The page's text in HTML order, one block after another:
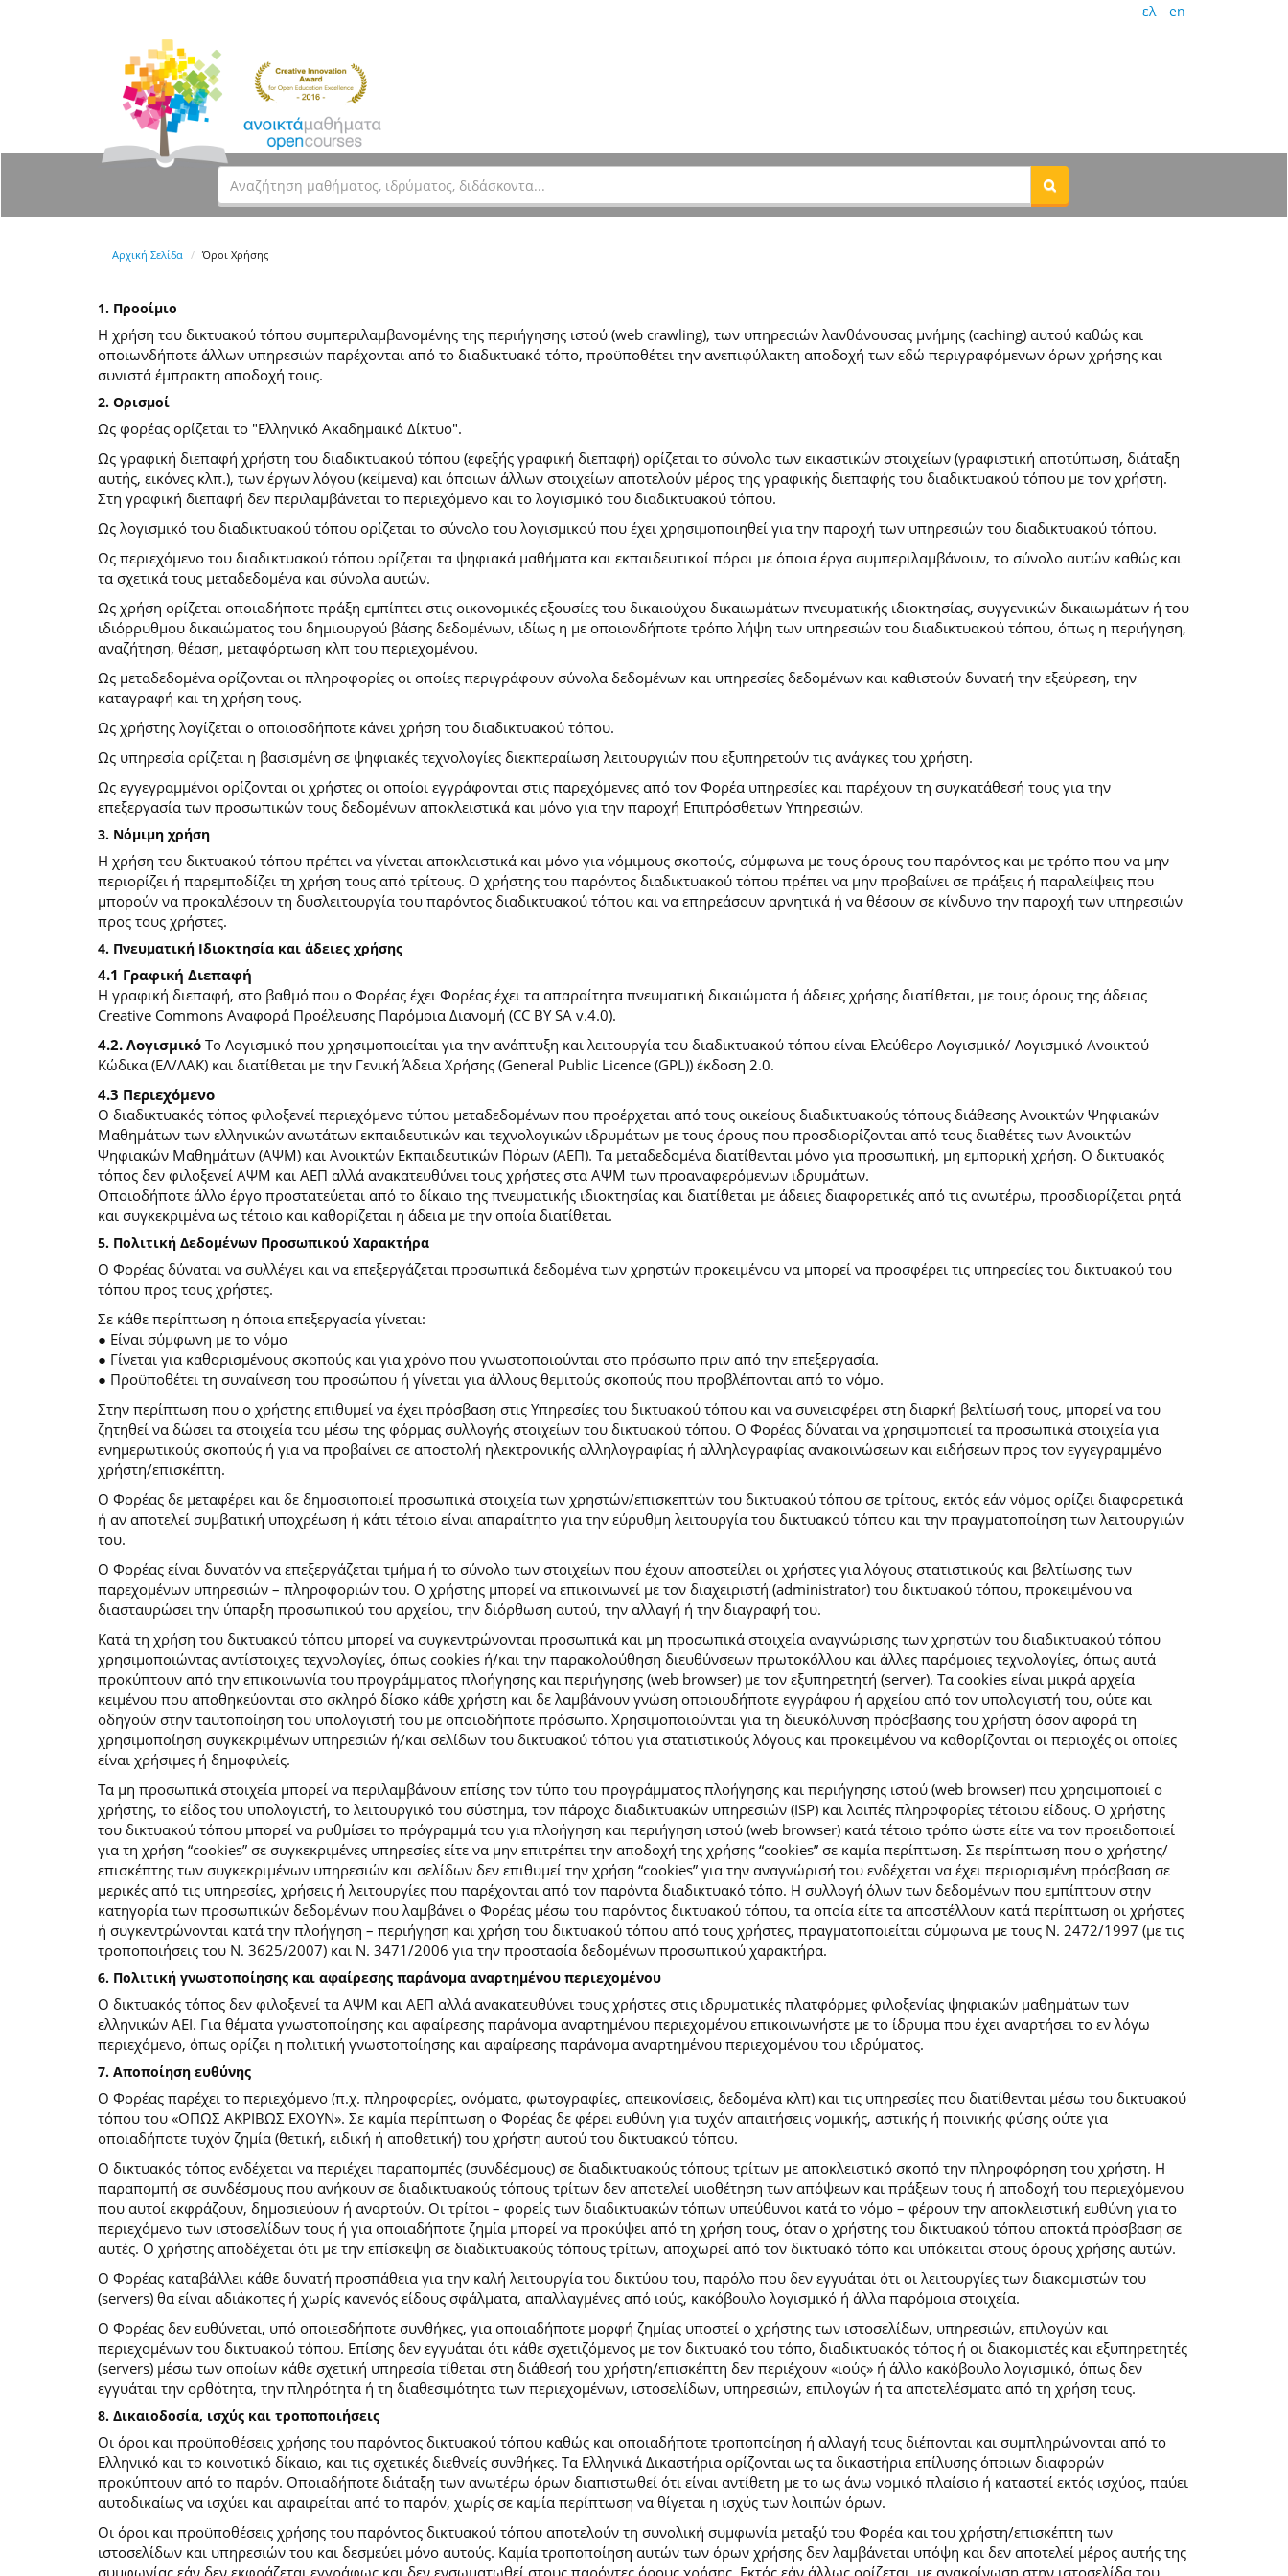
ελ en
Αρχική Σελίδα Όροι Χρήσης
1. Προοίμιο
Η χρήση του δικτυακού τόπου συμπεριλαμβανομένης της περιήγησης ιστού (web crawling), των υπηρεσιών λανθάνουσας μνήμης (caching) αυτού καθώς και
οποιωνδήποτε άλλων υπηρεσιών παρέχονται από το διαδικτυακό τόπο, προϋποθέτει την ανεπιφύλακτη αποδοχή των εδώ περιγραφόμενων όρων χρήσης και
συνιστά έμπρακτη αποδοχή τους.
2. Ορισμοί
Ως φορέας ορίζεται το "Ελληνικό Ακαδημαικό Δίκτυο".
Ως γραφική διεπαφή χρήστη του διαδικτυακού τόπου (εφεξής γραφική διεπαφή) ορίζεται το σύνολο των εικαστικών στοιχείων (γραφιστική αποτύπωση, διάταξη
αυτής, εικόνες κλπ.), των έργων λόγου (κείμενα) και όποιων άλλων στοιχείων αποτελούν μέρος της γραφικής διεπαφής του διαδικτυακού τόπου με τον χρήστη.
Στη γραφική διεπαφή δεν περιλαμβάνεται το περιεχόμενο και το λογισμικό του διαδικτυακού τόπου.
Ως λογισμικό του διαδικτυακού τόπου ορίζεται το σύνολο του λογισμικού που έχει χρησιμοποιηθεί για την παροχή των υπηρεσιών του διαδικτυακού τόπου.
Ως περιεχόμενο του διαδικτυακού τόπου ορίζεται τα ψηφιακά μαθήματα και εκπαιδευτικοί πόροι με όποια έργα συμπεριλαμβάνουν, το σύνολο αυτών καθώς και
τα σχετικά τους μεταδεδομένα και σύνολα αυτών.
Ως χρήση ορίζεται οποιαδήποτε πράξη εμπίπτει στις οικονομικές εξουσίες του δικαιούχου δικαιωμάτων πνευματικής ιδιοκτησίας, συγγενικών δικαιωμάτων ή του
ιδιόρρυθμου δικαιώματος του δημιουργού βάσης δεδομένων, ιδίως η με οποιονδήποτε τρόπο λήψη των υπηρεσιών του διαδικτυακού τόπου, όπως η περιήγηση,
αναζήτηση, θέαση, μεταφόρτωση κλπ του περιεχομένου.
Ως μεταδεδομένα ορίζονται οι πληροφορίες οι οποίες περιγράφουν σύνολα δεδομένων και υπηρεσίες δεδομένων και καθιστούν δυνατή την εξεύρεση, την
καταγραφή και τη χρήση τους.
Ως χρήστης λογίζεται ο οποιοσδήποτε κάνει χρήση του διαδικτυακού τόπου.
Ως υπηρεσία ορίζεται η βασισμένη σε ψηφιακές τεχνολογίες διεκπεραίωση λειτουργιών που εξυπηρετούν τις ανάγκες του χρήστη.
Ως εγγεγραμμένοι ορίζονται οι χρήστες οι οποίοι εγγράφονται στις παρεχόμενες από τον Φορέα υπηρεσίες και παρέχουν τη συγκατάθεσή τους για την
επεξεργασία των προσωπικών τους δεδομένων αποκλειστικά και μόνο για την παροχή Επιπρόσθετων Υπηρεσιών.
3. Νόμιμη χρήση
Η χρήση του δικτυακού τόπου πρέπει να γίνεται αποκλειστικά και μόνο για νόμιμους σκοπούς, σύμφωνα με τους όρους του παρόντος και με τρόπο που να μην
περιορίζει ή παρεμποδίζει τη χρήση τους από τρίτους. Ο χρήστης του παρόντος διαδικτυακού τόπου πρέπει να μην προβαίνει σε πράξεις ή παραλείψεις που
μπορούν να προκαλέσουν τη δυσλειτουργία του παρόντος διαδικτυακού τόπου και να επηρεάσουν αρνητικά ή να θέσουν σε κίνδυνο την παροχή των υπηρεσιών
προς τους χρήστες.
4. Πνευματική Ιδιοκτησία και άδειες χρήσης
4.1 Γραφική Διεπαφή
Η γραφική διεπαφή, στο βαθμό που ο Φορέας έχει Φορέας έχει τα απαραίτητα πνευματική δικαιώματα ή άδειες χρήσης διατίθεται, με τους όρους της άδειας
Creative Commons Αναφορά Προέλευσης Παρόμοια Διανομή (CC BY SA v.4.0).
4.2. ΛογισμικόΤο Λογισμικό που χρησιμοποιείται για την ανάπτυξη και λειτουργία του διαδικτυακού τόπου είναι Ελεύθερο Λογισμικό/ Λογισμικό Ανοικτού
Κώδικα (ΕΛ/ΛΑΚ) και διατίθεται με την Γενική Άδεια Χρήσης (General Public Licence (GPL)) έκδοση 2.0.
4.3 Περιεχόμενο
O διαδικτυακός τόπος φιλοξενεί περιεχόμενο τύπου μεταδεδομένων που προέρχεται από τους οικείους διαδικτυακούς τόπους διάθεσης Ανοικτών Ψηφιακών
Μαθημάτων των ελληνικών ανωτάτων εκπαιδευτικών και τεχνολογικών ιδρυμάτων με τους όρους που προσδιορίζονται από τους διαθέτες των Ανοικτών
Ψηφιακών Μαθημάτων (ΑΨΜ) και Ανοικτών Εκπαιδευτικών Πόρων (ΑΕΠ). Τα μεταδεδομένα διατίθενται μόνο για προσωπική, μη εμπορική χρήση. Ο δικτυακός
τόπος δεν φιλοξενεί ΑΨΜ και ΑΕΠ αλλά ανακατευθύνει τους χρήστες στα ΑΨΜ των προαναφερόμενων ιδρυμάτων.
Οποιοδήποτε άλλο έργο προστατεύεται από το δίκαιο της πνευματικής ιδιοκτησίας και διατίθεται με άδειες διαφορετικές από τις ανωτέρω, προσδιορίζεται ρητά
και συγκεκριμένα ως τέτοιο και καθορίζεται η άδεια με την οποία διατίθεται.
5. Πολιτική Δεδομένων Προσωπικού Χαρακτήρα
Ο Φορέας δύναται να συλλέγει και να επεξεργάζεται προσωπικά δεδομένα των χρηστών προκειμένου να μπορεί να προσφέρει τις υπηρεσίες του δικτυακού του
τόπου προς τους χρήστες.
Σε κάθε περίπτωση η όποια επεξεργασία γίνεται:
● Είναι σύμφωνη με το νόμο
● Γίνεται για καθορισμένους σκοπούς και για χρόνο που γνωστοποιούνται στο πρόσωπο πριν από την επεξεργασία.
● Προϋποθέτει τη συναίνεση του προσώπου ή γίνεται για άλλους θεμιτούς σκοπούς που προβλέπονται από το νόμο.
Στην περίπτωση που ο χρήστης επιθυμεί να έχει πρόσβαση στις Υπηρεσίες του δικτυακού τόπου και να συνεισφέρει στη διαρκή βελτίωσή τους, μπορεί να του
ζητηθεί να δώσει τα στοιχεία του μέσω της φόρμας συλλογής στοιχείων του δικτυακού τόπου. Ο Φορέας δύναται να χρησιμοποιεί τα προσωπικά στοιχεία για
ενημερωτικούς σκοπούς ή για να προβαίνει σε αποστολή ηλεκτρονικής αλληλογραφίας ή αλληλογραφίας ανακοινώσεων και ειδήσεων προς τον εγγεγραμμένο
χρήστη/επισκέπτη.
Ο Φορέας δε μεταφέρει και δε δημοσιοποιεί προσωπικά στοιχεία των χρηστών/επισκεπτών του δικτυακού τόπου σε τρίτους, εκτός εάν νόμος ορίζει διαφορετικά
ή αν αποτελεί συμβατική υποχρέωση ή κάτι τέτοιο είναι απαραίτητο για την εύρυθμη λειτουργία του δικτυακού τόπου και την πραγματοποίηση των λειτουργιών
του.
Ο Φορέας είναι δυνατόν να επεξεργάζεται τμήμα ή το σύνολο των στοιχείων που έχουν αποστείλει οι χρήστες για λόγους στατιστικούς και βελτίωσης των
παρεχομένων υπηρεσιών – πληροφοριών του. Ο χρήστης μπορεί να επικοινωνεί με τον διαχειριστή (administrator) του δικτυακού τόπου, προκειμένου να
διασταυρώσει την ύπαρξη προσωπικού του αρχείου, την διόρθωση αυτού, την αλλαγή ή την διαγραφή του.
Κατά τη χρήση του δικτυακού τόπου μπορεί να συγκεντρώνονται προσωπικά και μη προσωπικά στοιχεία αναγνώρισης των χρηστών του διαδικτυακού τόπου
χρησιμοποιώντας αντίστοιχες τεχνολογίες, όπως cookies ή/και την παρακολούθηση διευθύνσεων πρωτοκόλλου και άλλες παρόμοιες τεχνολογίες, όπως αυτά
προκύπτουν από την επικοινωνία του προγράμματος πλοήγησης και περιήγησης (web browser) με τον εξυπηρετητή (server). Τα cookies είναι μικρά αρχεία
κειμένου που αποθηκεύονται στο σκληρό δίσκο κάθε χρήστη και δε λαμβάνουν γνώση οποιουδήποτε εγγράφου ή αρχείου από τον υπολογιστή του, ούτε και
οδηγούν στην ταυτοποίηση του υπολογιστή του με οποιοδήποτε πρόσωπο. Χρησιμοποιούνται για τη διευκόλυνση πρόσβασης του χρήστη όσον αφορά τη
χρησιμοποίηση συγκεκριμένων υπηρεσιών ή/και σελίδων του δικτυακού τόπου για στατιστικούς λόγους και προκειμένου να καθορίζονται οι περιοχές οι οποίες
είναι χρήσιμες ή δημοφιλείς.
Τα μη προσωπικά στοιχεία μπορεί να περιλαμβάνουν επίσης τον τύπο του προγράμματος πλοήγησης και περιήγησης ιστού (web browser) που χρησιμοποιεί ο
χρήστης, το είδος του υπολογιστή, το λειτουργικό του σύστημα, τον πάροχο διαδικτυακών υπηρεσιών (ISP) και λοιπές πληροφορίες τέτοιου είδους. Ο χρήστης
του δικτυακού τόπου μπορεί να ρυθμίσει το πρόγραμμά του για πλοήγηση και περιήγηση ιστού (web browser) κατά τέτοιο τρόπο ώστε είτε να τον προειδοποιεί
για τη χρήση “cookies” σε συγκεκριμένες υπηρεσίες είτε να μην επιτρέπει την αποδοχή της χρήσης “cookies” σε καμία περίπτωση. Σε περίπτωση που ο χρήστης/
επισκέπτης των συγκεκριμένων υπηρεσιών και σελίδων δεν επιθυμεί την χρήση “cookies” για την αναγνώρισή του ενδέχεται να έχει περιορισμένη πρόσβαση σε
μερικές από τις υπηρεσίες, χρήσεις ή λειτουργίες που παρέχονται από τον παρόντα διαδικτυακό τόπο. Η συλλογή όλων των δεδομένων που εμπίπτουν στην
κατηγορία των προσωπικών δεδομένων που λαμβάνει ο Φορέας μέσω του παρόντος δικτυακού τόπου, τα οποία είτε τα αποστέλλουν κατά περίπτωση οι χρήστες
ή συγκεντρώνονται κατά την πλοήγηση – περιήγηση και χρήση του δικτυακού τόπου από τους χρήστες, πραγματοποιείται σύμφωνα με τους Ν. 2472/1997 (με τις
τροποποιήσεις του Ν. 3625/2007) και Ν. 3471/2006 για την προστασία δεδομένων προσωπικού χαρακτήρα.
6. Πολιτική γνωστοποίησης και αφαίρεσης παράνομα αναρτημένου περιεχομένου
Ο δικτυακός τόπος δεν φιλοξενεί τα ΑΨΜ και ΑΕΠ αλλά ανακατευθύνει τους χρήστες στις ιδρυματικές πλατφόρμες φιλοξενίας ψηφιακών μαθημάτων των
ελληνικών ΑΕΙ. Για θέματα γνωστοποίησης και αφαίρεσης παράνομα αναρτημένου περιεχομένου επικοινωνήστε με το ίδρυμα που έχει αναρτήσει το εν λόγω
περιεχόμενο, όπως ορίζει η πολιτική γνωστοποίησης και αφαίρεσης παράνομα αναρτημένου περιεχομένου του ιδρύματος.
7. Αποποίηση ευθύνης
Ο Φορέας παρέχει το περιεχόμενο (π.χ. πληροφορίες, ονόματα, φωτογραφίες, απεικονίσεις, δεδομένα κλπ) και τις υπηρεσίες που διατίθενται μέσω του δικτυακού
τόπου του «ΟΠΩΣ ΑΚΡΙΒΩΣ ΕΧΟΥΝ». Σε καμία περίπτωση ο Φορέας δε φέρει ευθύνη για τυχόν απαιτήσεις νομικής, αστικής ή ποινικής φύσης ούτε για
οποιαδήποτε τυχόν ζημία (θετική, ειδική ή αποθετική) του χρήστη αυτού του δικτυακού τόπου.
O δικτυακός τόπος ενδέχεται να περιέχει παραπομπές (συνδέσμους) σε διαδικτυακούς τόπους τρίτων με αποκλειστικό σκοπό την πληροφόρηση του χρήστη. Η
παραπομπή σε συνδέσμους που ανήκουν σε διαδικτυακούς τόπους τρίτων δεν αποτελεί υιοθέτηση των απόψεων και πράξεων τους ή αποδοχή του περιεχόμενου
που αυτοί εκφράζουν, δημοσιεύουν ή αναρτούν. Οι τρίτοι – φορείς των διαδικτυακών τόπων υπεύθυνοι κατά το νόμο – φέρουν την αποκλειστική ευθύνη για το
περιεχόμενο των ιστοσελίδων τους ή για οποιαδήποτε ζημία μπορεί να προκύψει από τη χρήση τους, όταν ο χρήστης του δικτυακού τόπου αποκτά πρόσβαση σε
αυτές. Ο χρήστης αποδέχεται ότι με την επίσκεψη σε διαδικτυακούς τόπους τρίτων, αποχωρεί από τον δικτυακό τόπο και υπόκειται στους όρους χρήσης αυτών.
Ο Φορέας καταβάλλει κάθε δυνατή προσπάθεια για την καλή λειτουργία του δικτύου του, παρόλο που δεν εγγυάται ότι οι λειτουργίες των διακομιστών του
(servers) θα είναι αδιάκοπες ή χωρίς κανενός είδους σφάλματα, απαλλαγμένες από ιούς, κακόβουλο λογισμικό ή άλλα παρόμοια στοιχεία.
Ο Φορέας δεν ευθύνεται, υπό οποιεσδήποτε συνθήκες, για οποιαδήποτε μορφή ζημίας υποστεί ο χρήστης των ιστοσελίδων, υπηρεσιών, επιλογών και
περιεχομένων του δικτυακού τόπου. Επίσης δεν εγγυάται ότι κάθε σχετιζόμενος με τον δικτυακό του τόπο, διαδικτυακός τόπος ή οι διακομιστές και εξυπηρετητές
(servers) μέσω των οποίων κάθε σχετική υπηρεσία τίθεται στη διάθεσή του χρήστη/επισκέπτη δεν περιέχουν «ιούς» ή άλλο κακόβουλο λογισμικό, όπως δεν
εγγυάται την ορθότητα, την πληρότητα ή τη διαθεσιμότητα των περιεχομένων, ιστοσελίδων, υπηρεσιών, επιλογών ή τα αποτελέσματα από τη χρήση τους.
8. Δικαιοδοσία, ισχύς και τροποποιήσεις
Οι όροι και προϋποθέσεις χρήσης του παρόντος δικτυακού τόπου καθώς και οποιαδήποτε τροποποίηση ή αλλαγή τους διέπονται και συμπληρώνονται από το
Ελληνικό και το κοινοτικό δίκαιο, και τις σχετικές διεθνείς συνθήκες. Τα Ελληνικά Δικαστήρια ορίζονται ως τα δικαστήρια επίλυσης όποιων διαφορών
προκύπτουν από το παρόν. Οποιαδήποτε διάταξη των ανωτέρω όρων διαπιστωθεί ότι είναι αντίθετη με το ως άνω νομικό πλαίσιο ή καταστεί εκτός ισχύος, παύει
αυτοδικαίως να ισχύει και αφαιρείται από το παρόν, χωρίς σε καμία περίπτωση να θίγεται η ισχύς των λοιπών όρων.
Οι όροι και προϋποθέσεις χρήσης του παρόντος δικτυακού τόπου αποτελούν τη συνολική συμφωνία μεταξύ του Φορέα και του χρήστη/επισκέπτη των
ιστοσελίδων και υπηρεσιών του και δεσμεύει μόνο αυτούς. Καμία τροποποίηση αυτών των όρων χρήσης δεν λαμβάνεται υπόψη και δεν αποτελεί μέρος αυτής της